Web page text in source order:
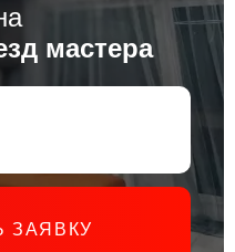
мастера
ЗАЯВКУ